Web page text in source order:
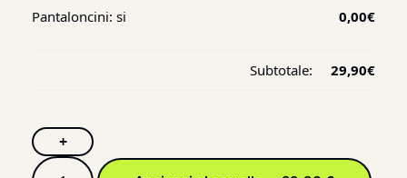
Pantaloncini: si 0,00€
Subtotale: 29,90€
+